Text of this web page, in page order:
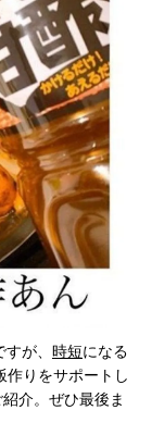
が、 時短になる
りをサポートし
介。ぜひ最後ま